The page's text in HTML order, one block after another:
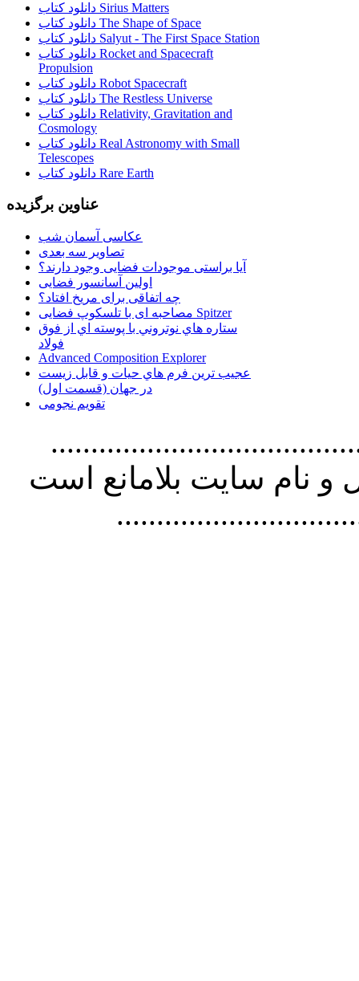
دانلود کتاب Sirius Matters
دانلود کتاب The Shape of Space
دانلود کتاب Salyut - The First Space Station
دانلود کتاب Rocket and Spacecraft
Propulsion
دانلود کتاب Robot Spacecraft
دانلود کتاب The Restless Universe
دانلود کتاب Relativity, Gravitation and
Cosmology
دانلود کتاب Real Astronomy with Small
Telescopes
دانلود کتاب Rare Earth
عناوین برگزیده
عکاسی آسمان شب
تصاویر سه بعدی
آیا براستی موجودات فضایی وجود دارند؟
اولین آسانسور فضایی
چه اتفاقی برای مریخ افتاد؟
مصاحبه ای با تلسکوپ فضایی Spitzer
ستاره هاي نوتروني با پوسته اي از فوق
فولاد
Advanced Composition Explorer
عجیب ترین فرم هاي حيات و قابل زيست
در جهان (قسمت اول)
تقویم نجومی
استفاده از
نام سايت بلامانع است